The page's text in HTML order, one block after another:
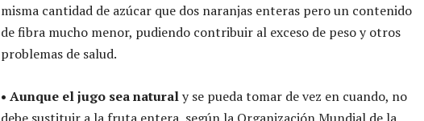
misma cantidad de azúcar que dos naranjas enteras pero un contenido
de fibra mucho menor, pudiendo contribuir al exceso de peso y otros
problemas de salud.
• Aunque el jugo sea naturaly se pueda tomar de vez en cuando, no